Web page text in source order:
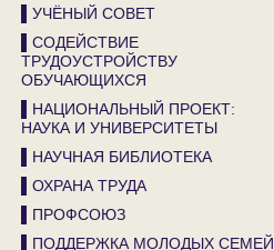
▌УЧЁНЫЙ СОВЕТ
▌СОДЕЙСТВИЕ
ТРУДОУСТРОЙСТВУ
ОБУЧАЮЩИХСЯ
▌НАЦИОНАЛЬНЫЙ ПРОЕКТ:
НАУКА И УНИВЕРСИТЕТЫ
▌НАУЧНАЯ БИБЛИОТЕКА
▌ОХРАНА ТРУДА
▌ПРОФСОЮЗ
▌ПОДДЕРЖКА МОЛОДЫХ СЕМЕЙ